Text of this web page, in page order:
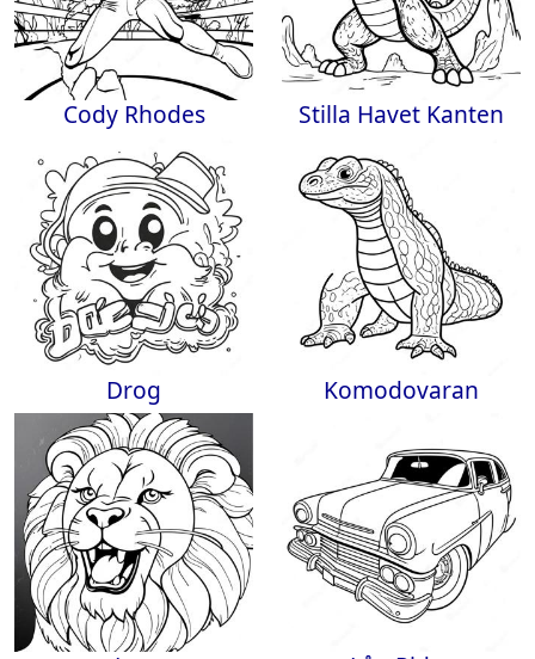
Cody Rhodes Stilla Havet Kanten
Drog Komodovaran